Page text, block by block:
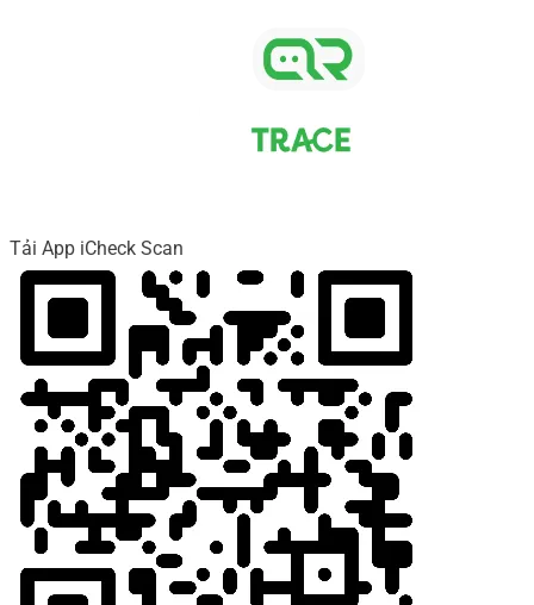
Tải App iCheck Scan